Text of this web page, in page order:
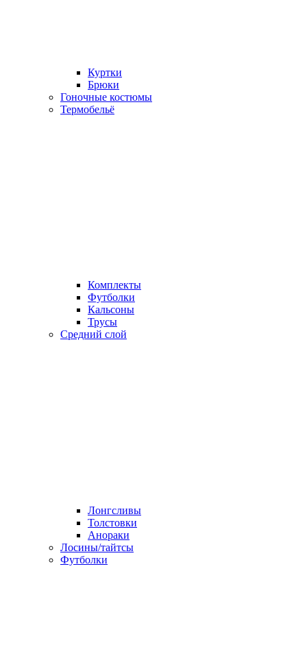
Куртки
Брюки
Гоночные костюмы
Термобельё
Комплекты
Футболки
Кальсоны
Трусы
Средний слой
Лонгсливы
Толстовки
Анораки
Лосины/тайтсы
Футболки